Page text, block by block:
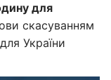
для
скасуванням
України